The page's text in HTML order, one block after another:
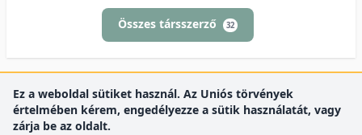
Összes társszerző 32
Ez a weboldal sütiket használ. Az Uniós törvények
értelmében kérem, engedélyezze a sütik használatát, vagy
zárja be az oldalt.